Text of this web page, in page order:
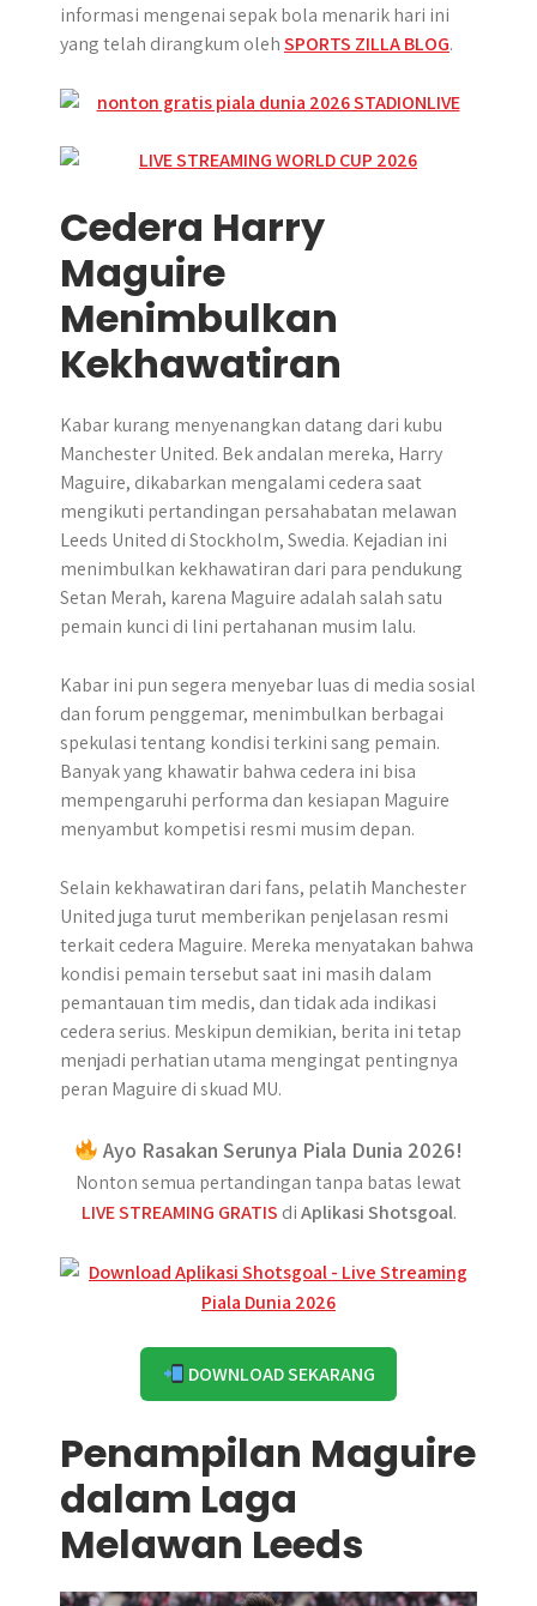
informasi mengenai sepak bola menarik hari ini
yang telah dirangkum olehSPORTS ZILLA BLOG.
Cedera Harry
Maguire
Menimbulkan
Kekhawatiran
Kabar kurang menyenangkan datang dari kubu
Manchester United. Bek andalan mereka, Harry
Maguire, dikabarkan mengalami cedera saat
mengikuti pertandingan persahabatan melawan
Leeds United di Stockholm, Swedia. Kejadian ini
menimbulkan kekhawatiran dari para pendukung
Setan Merah, karena Maguire adalah salah satu
pemain kunci di lini pertahanan musim lalu.
Kabar ini pun segera menyebar luas di media sosial
dan forum penggemar, menimbulkan berbagai
spekulasi tentang kondisi terkini sang pemain.
Banyak yang khawatir bahwa cedera ini bisa
mempengaruhi performa dan kesiapan Maguire
menyambut kompetisi resmi musim depan.
Selain kekhawatiran dari fans, pelatih Manchester
United juga turut memberikan penjelasan resmi
terkait cedera Maguire. Mereka menyatakan bahwa
kondisi pemain tersebut saat ini masih dalam
pemantauan tim medis, dan tidak ada indikasi
cedera serius. Meskipun demikian, berita ini tetap
menjadi perhatian utama mengingat pentingnya
peran Maguire di skuad MU.
Ayo Rasakan Serunya Piala Dunia 2026!
Nonton semua pertandingan tanpa batas lewat
LIVE STREAMING GRATIS diAplikasi Shotsgoal.
DOWNLOAD SEKARANG
Penampilan Maguire
dalam Laga
Melawan Leeds